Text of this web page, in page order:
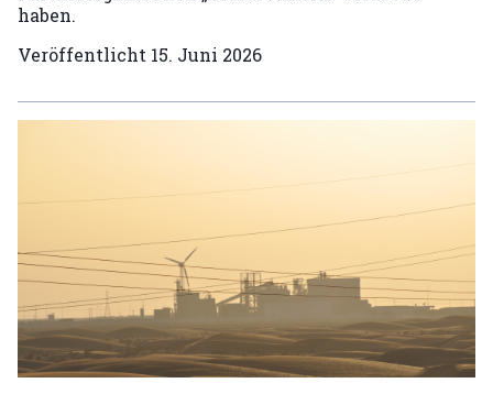
haben.
Veröffentlicht 15. Juni 2026